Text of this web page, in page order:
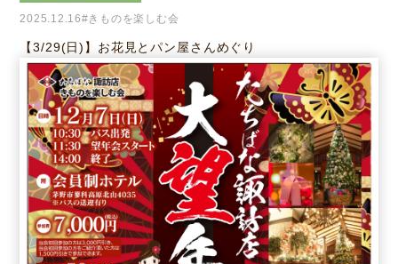
2025.12.16#きものを楽しむ会
【3/29(日)】お花見とパン屋さんめぐり